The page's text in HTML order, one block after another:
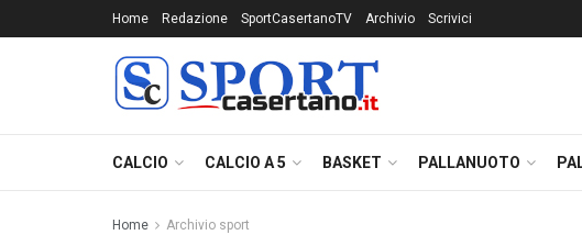
Home Redazione SportCasertanoTV Archivio Scrivici
CALCIO CALCIO A 5 BASKET PALLANUOTO
Home Archivio sport